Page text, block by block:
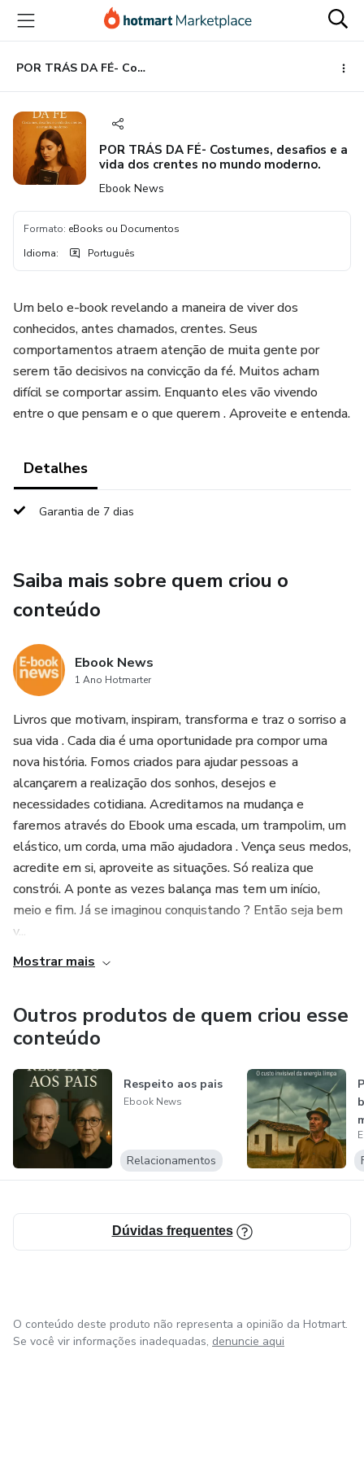
para
conteúdo
principal
para
pagamento
para
rodapé
POR TRÁS DA FÉ- Costumes, desafios e a vida dos crentes no mundo moderno.
POR TRÁS DA FÉ- Costumes, desafios e a
vida dos crentes no mundo moderno.
Ebook News
Formato: eBooks ou Documentos
Idioma: Português
Um belo e-book revelando a maneira de viver dos
conhecidos, antes chamados, crentes. Seus
comportamentos atraem atenção de muita gente por
serem tão decisivos na convicção da fé. Muitos acham
difícil se comportar assim. Enquanto eles vão vivendo
entre o que pensam e o que querem . Aproveite e entenda.
Detalhes
Garantia de 7 dias
Saiba mais sobre quem criou o
conteúdo
Ebook News
1 Ano Hotmarter
Livros que motivam, inspiram, transforma e traz o sorriso a
sua vida . Cada dia é uma oportunidade pra compor uma
nova história. Fomos criados para ajudar pessoas a
alcançarem a realização dos sonhos, desejos e
necessidades cotidiana. Acreditamos na mudança e
faremos através do Ebook uma escada, um trampolim, um
elástico, um corda, uma mão ajudadora . Vença seus medos,
acredite em si, aproveite as situações. Só realiza que
constrói. A ponte as vezes balança mas tem um início,
meio e fim. Já se imaginou conquistando ? Então seja bem
v...
Mostrar mais
Outros produtos de quem criou esse
conteúdo
Respeito aos pais
Ebook News
Relacionamentos
Dúvidas frequentes
O conteúdo deste produto não representa a opinião da Hotmart.
Se você vir informações inadequadas, denuncie aqui